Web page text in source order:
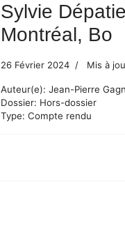
Sylvie
Montréal, Bo
26 Février 2024 Mis à
Auteur(e): Jean-Pierre
Dossier: Hors-dossier
Type: Compte rendu